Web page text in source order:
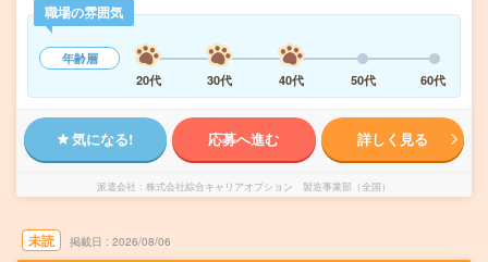
職場の雰囲気
年齢層
20代
30代 40代 50代 60代
気になる! 応募へ進む 詳しく見る
派遣会社 株式会社綜合キャリアオプション 製造事業部（全国）
未読 掲載日 2026/08/06